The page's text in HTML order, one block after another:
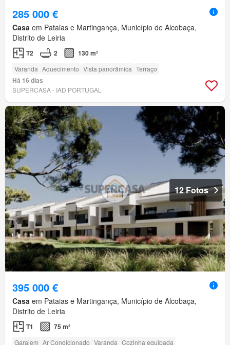
285 000 €
Casa em Pataias e Martingança, Município de Alcobaça,
Distrito de Leiria
T2 2 130 m²
Varanda Aquecimento Vista panorâmica Terraço
Há 16 dias
SUPERCASA - IAD PORTUGAL
12 Fotos
395 000 €
Casa em Pataias e Martingança, Município de Alcobaça,
Distrito de Leiria
T1 75 m²
Garajem Ar Condicionado Varanda Cozinha equipada